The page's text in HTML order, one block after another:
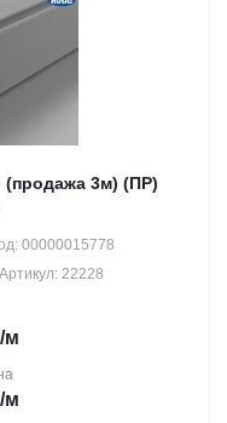
3м) (ПР)
00000015778
Артикул: 22228
/м
/м